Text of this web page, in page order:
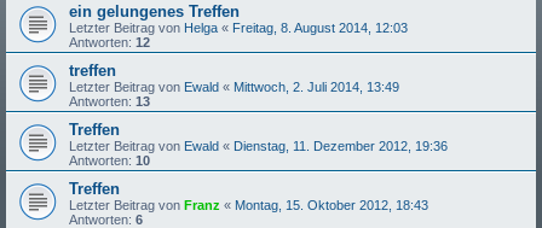
ein gelungenes Treffen
Letzter Beitrag von Helga « Freitag, 8. August 2014, 12:03
Antworten: 12
treffen
Letzter Beitrag von Ewald « Mittwoch, 2. Juli 2014, 13:49
Antworten: 13
Treffen
Letzter Beitrag von Ewald « Dienstag, 11. Dezember 2012, 19:36
Antworten: 10
Treffen
Letzter Beitrag von Franz « Montag, 15. Oktober 2012, 18:43
Antworten: 6